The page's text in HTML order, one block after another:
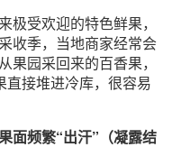
受欢迎的特色鲜果，
收季，当地商家经常会
果园采回来的百香果，
直接堆进冷库，很容易
面频繁“出汗”（凝露结